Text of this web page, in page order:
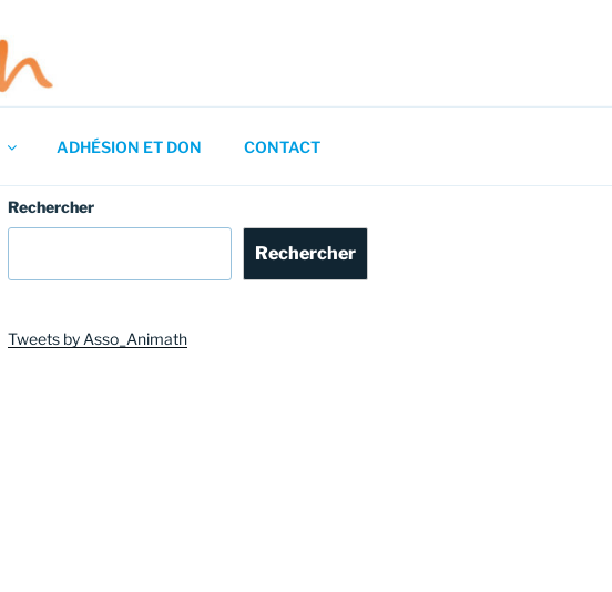
ADHÉSION ET DON CONTACT
Rechercher
Rechercher
Tweets by Asso_Animath